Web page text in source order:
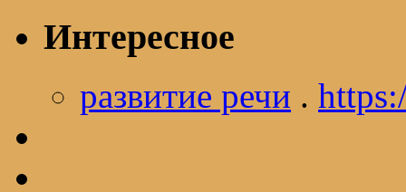
Интересное
развитие речи .